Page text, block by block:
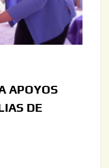
APOYOS
DE